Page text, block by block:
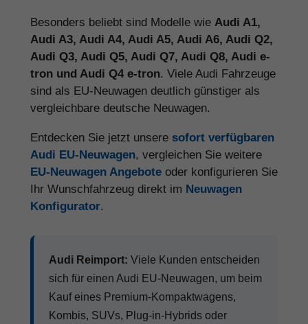
Besonders beliebt sind Modelle wie Audi A1,
Audi A3, Audi A4, Audi A5, Audi A6, Audi Q2,
Audi Q3, Audi Q5, Audi Q7, Audi Q8, Audi e-
tron und Audi Q4 e-tron. Viele Audi Fahrzeuge
sind als EU-Neuwagen deutlich günstiger als
vergleichbare deutsche Neuwagen.
Entdecken Sie jetzt unsere sofort verfügbaren
Audi EU-Neuwagen, vergleichen Sie weitere
EU-Neuwagen Angebote oder konfigurieren Sie
Ihr Wunschfahrzeug direkt im Neuwagen
Konfigurator.
Audi Reimport: Viele Kunden entscheiden
sich für einen Audi EU-Neuwagen, um beim
Kauf eines Premium-Kompaktwagens,
Kombis, SUVs, Plug-in-Hybrids oder